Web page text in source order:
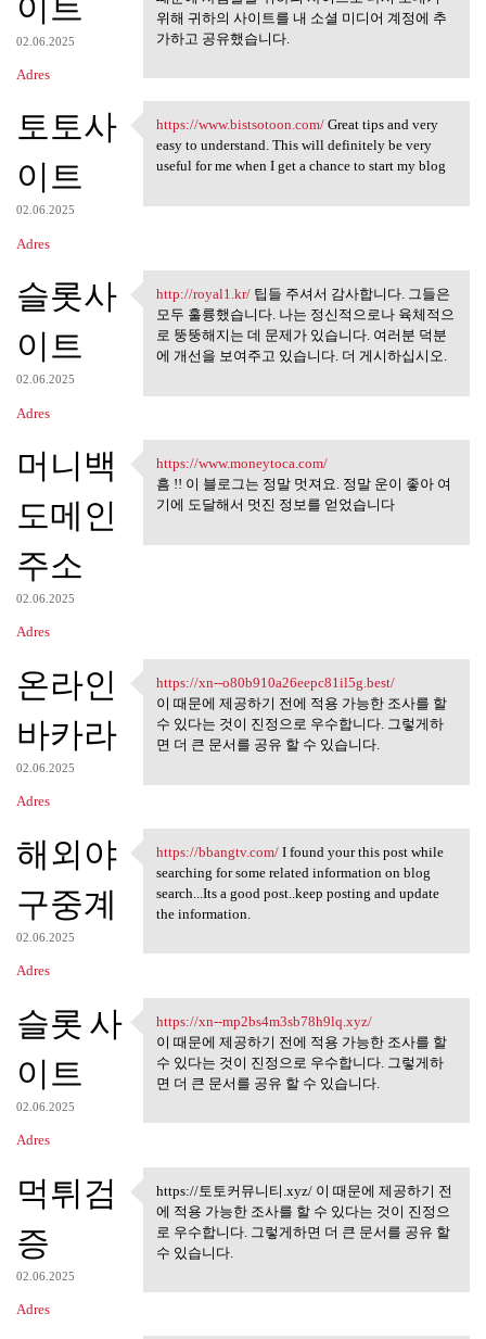
02.06.2025
Adres
위해 귀하의 사이트를 내 소셜 미디어 계정에 추
가하고 공유했습니다.
토토사
이트
02.06.2025
Adres
https://www.bistsotoon.com/
https://www.bistsotoon.com/Great tips and very
easy to understand. This will definitely be very
useful for me when I get a chance to start my blog
슬롯사
이트
02.06.2025
Adres
http://royal1.kr/ 팁들 주셔서
http://royal1.kr/팁들 주셔서 감사합니다. 그들은
모두 훌륭했습니다. 나는 정신적으로나 육체적으
로 뚱뚱해지는 데 문제가 있습니다. 여러분 덕분
에 개선을 보여주고 있습니다. 더 게시하십시오.
머니백
도메인
주소
02.06.2025
Adres
https://www.moneytoca.com/
https://www.moneytoca.com/
흠 !! 이 블로그는 정말 멋져요. 정말 운이 좋아 여
기에 도달해서 멋진 정보를 얻었습니다
온라인
바카라
02.06.2025
Adres
https://xn-
https://xn--o80b910a26eepc81il5g.best/
이 때문에 제공하기 전에 적용 가능한 조사를 할
수 있다는 것이 진정으로 우수합니다. 그렇게하
면 더 큰 문서를 공유 할 수 있습니다.
해외야
구중계
02.06.2025
Adres
https://bbangtv.com/ I found
https://bbangtv.com/I found your this post while
searching for some related information on blog
search...Its a good post..keep posting and update
the information.
슬롯 사
이트
02.06.2025
Adres
https://xn--mp2bs4m3sb78h9lq
https://xn--mp2bs4m3sb78h9lq.xyz/
이 때문에 제공하기 전에 적용 가능한 조사를 할
수 있다는 것이 진정으로 우수합니다. 그렇게하
면 더 큰 문서를 공유 할 수 있습니다.
먹튀검
증
02.06.2025
Adres
https://토토커뮤니티.xyz/ 이 때문
에
https://토토커뮤니티.xyz/ 이 때문에 제공하기 전
에 적용 가능한 조사를 할 수 있다는 것이 진정으
로 우수합니다. 그렇게하면 더 큰 문서를 공유 할
수 있습니다.